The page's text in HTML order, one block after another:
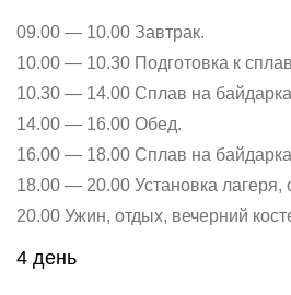
09.00 — 10.00 Завтрак.
10.00 — 10.30 Подготовка к
10.30 — 14.00 Сплав на
14.00 — 16.00 Обед.
16.00 — 18.00 Сплав на
18.00 — 20.00 Установка лагеря,
20.00 Ужин, отдых, вечерний
4 день